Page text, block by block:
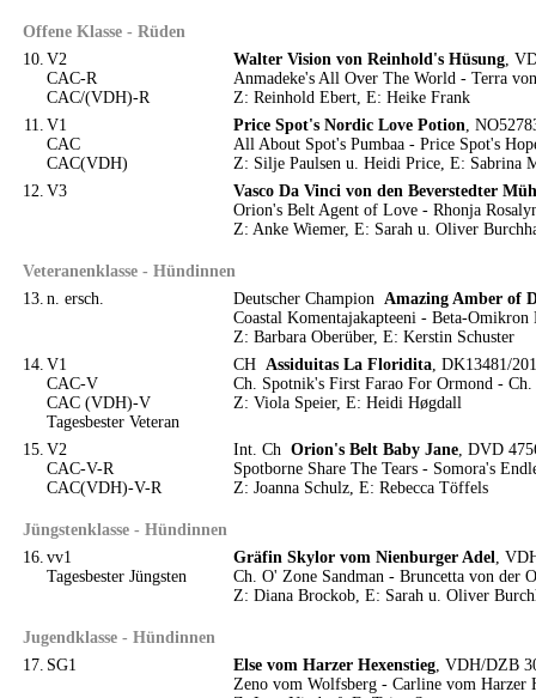
Offene Klasse - Rüden
10. V2
CAC-R
CAC/(VDH)-R
Walter Vision von Reinhold's Hüsung,
Anmadeke's All Over The World - Terra
Z: Reinhold Ebert, E: Heike Frank
11. V1
CAC
CAC(VDH)
Price Spot's Nordic Love Potion,
All About Spot's Pumbaa - Price Spot's
Z: Silje Paulsen u. Heidi Price, E: Sabrina
12. V3
Vasco Da Vinci von den Beverstedter
Orion's Belt Agent of Love - Rhonja
Z: Anke Wiemer, E: Sarah u. Oliver
Veteranenklasse - Hündinnen
13. n. ersch. Deutscher Champion Amazing Amber of
Coastal Komentajakapteeni - Beta-Omikron
Z: Barbara Oberüber, E: Kerstin Schuster
14. V1
CAC-V
CAC (VDH)-V
Tagesbester Veteran
CH Assiduitas La Floridita, DK13481/
Ch. Spotnik's First Farao For Ormond -
Z: Viola Speier, E: Heidi Høgdall
15. V2
CAC-V-R
CAC(VDH)-V-R
Int. Ch Orion's Belt Baby Jane, DVD
Spotborne Share The Tears - Somora's
Z: Joanna Schulz, E: Rebecca Töffels
Jüngstenklasse - Hündinnen
16. vv1
Tagesbester Jüngsten
Gräfin Skylor vom Nienburger Adel,
Ch. O' Zone Sandman - Bruncetta von der
Z: Diana Brockob, E: Sarah u. Oliver
Jugendklasse - Hündinnen
17. SG1 Else vom Harzer Hexenstieg, VDH/DZB
Zeno vom Wolfsberg - Carline vom Harzer